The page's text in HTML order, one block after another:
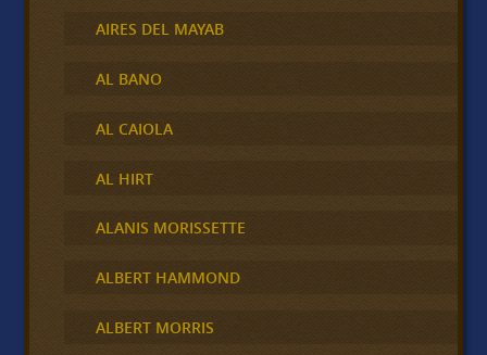
AIRES DEL MAYAB
AL BANO
AL CAIOLA
AL HIRT
ALANIS MORISSETTE
ALBERT HAMMOND
ALBERT MORRIS